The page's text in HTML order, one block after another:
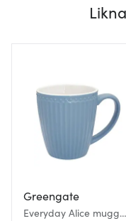
Greengate
Everyday Alice mugg